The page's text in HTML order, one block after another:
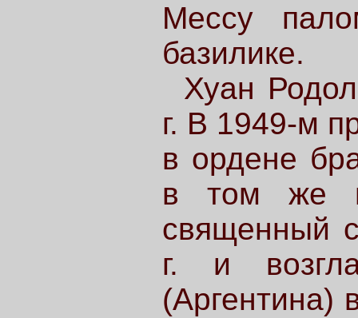
Мессу
базилике.
Хуан
г. В 1949-м
в ордене
в том же
священный
г. и
(Аргентина)